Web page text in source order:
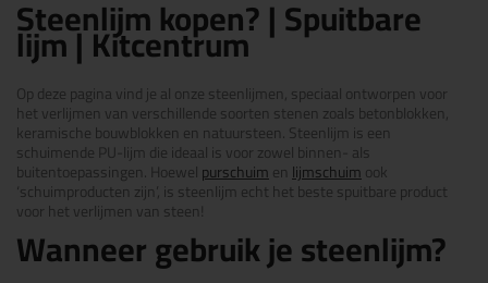
Steenlijm kopen? | Spuitbare
lijm | Kitcentrum
Op deze pagina vind je al onze steenlijmen, speciaal ontworpen voor
het verlijmen van verschillende soorten stenen zoals betonblokken,
keramische bouwblokken en natuursteen. Steenlijm is een
schuimende PU-lijm die ideaal is voor zowel binnen- als
buitentoepassingen. Hoewelpurschuimen lijmschuimook
‘schuimproducten zijn’, is steenlijm echt het beste spuitbare product
voor het verlijmen van steen!
Wanneer gebruik je steenlijm?